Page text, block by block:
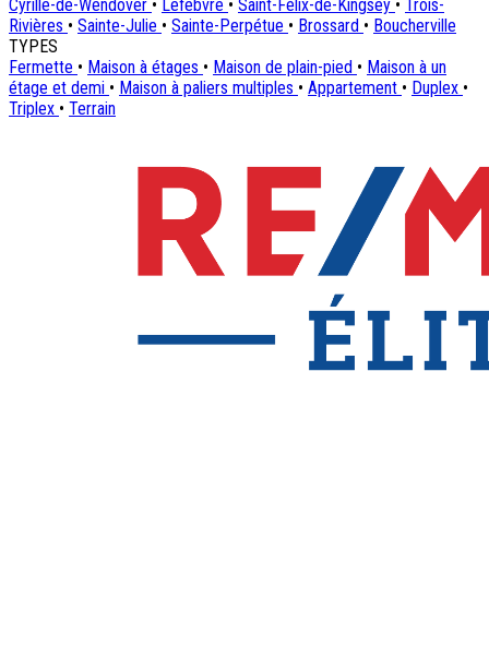
Cyrille-de-Wendover • Lefebvre • Saint-Félix-de-Kingsey • Trois-
Rivières • Sainte-Julie • Sainte-Perpétue • Brossard • Boucherville
TYPES
Fermette • Maison à étages • Maison de plain-pied • Maison à un
étage et demi • Maison à paliers multiples • Appartement • Duplex •
Triplex • Terrain